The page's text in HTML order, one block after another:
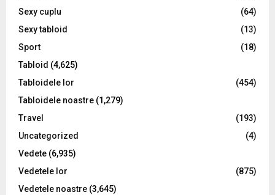
Sexy cuplu
(64)
Sexy tabloid
(13)
Sport
(18)
Tabloid (4,625)
Tabloidele lor
(454)
Tabloidele noastre (1,279)
Travel
(193)
Uncategorized
(4)
Vedete (6,935)
Vedetele lor
(875)
Vedetele noastre (3,645)